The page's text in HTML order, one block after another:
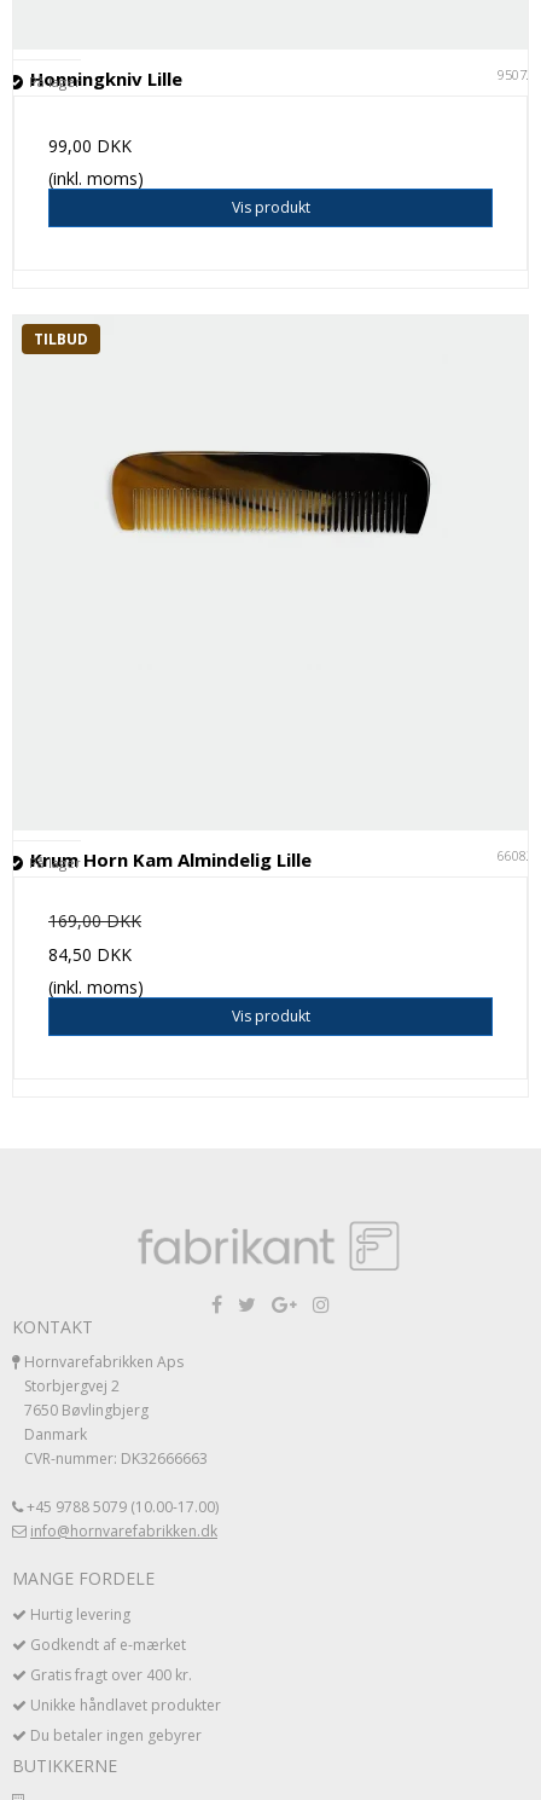
Honningkniv Lille 95072
På lager
99,00 DKK
(inkl. moms)
Vis produkt
TILBUD
Krum Horn Kam Almindelig Lille 66082
På lager
169,00 DKK
84,50 DKK
(inkl. moms)
Vis produkt
KONTAKT
Hornvarefabrikken Aps
Storbjergvej 2
7650 Bøvlingbjerg
Danmark
CVR-nummer: DK32666663
+45 9788 5079 (10.00-17.00)
info@hornvarefabrikken.dk
MANGE FORDELE
Hurtig levering
Godkendt af e-mærket
Gratis fragt over 400 kr.
Unikke håndlavet produkter
Du betaler ingen gebyrer
BUTIKKERNE